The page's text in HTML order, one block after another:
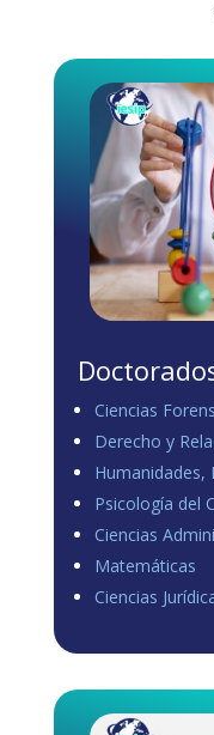
Ciencias
Derecho y
Humanidades,
Psicología del
Ciencias
Matemáticas
Ciencias